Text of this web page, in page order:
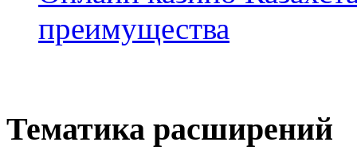
преимущества
Тематика расширений